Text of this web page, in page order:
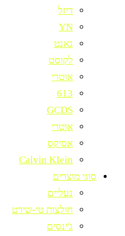
דיזל
YN
גאנט
לקוסט
אוטרי
613
GCDS
אוטרי
אסיקס
Calvin KIein
סוגי מוצרים
נעליים
חולצות טי-שירט
ג'ינסים